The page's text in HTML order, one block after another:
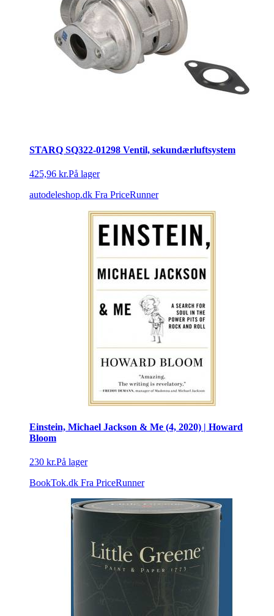
STARQ SQ322-01298 Ventil, sekundærluftsystem
425,96 kr.På lager
autodeleshop.dk Fra PriceRunner
Einstein, Michael Jackson & Me (4, 2020) | Howard
Bloom
230 kr.På lager
BookTok.dk Fra PriceRunner